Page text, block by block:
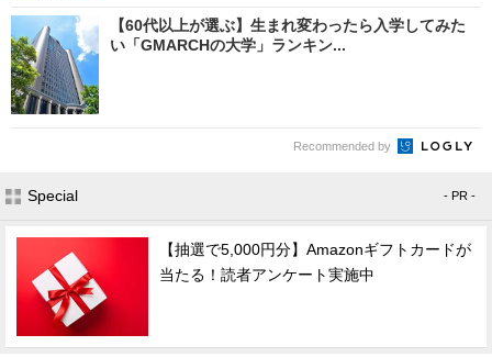
【60代以上が選ぶ】生まれ変わったら入学してみた
い「GMARCHの大学」ランキン...
Recommended by
Special - PR -
【抽選で5,000円分】Amazonギフトカードが
当たる！読者アンケート実施中